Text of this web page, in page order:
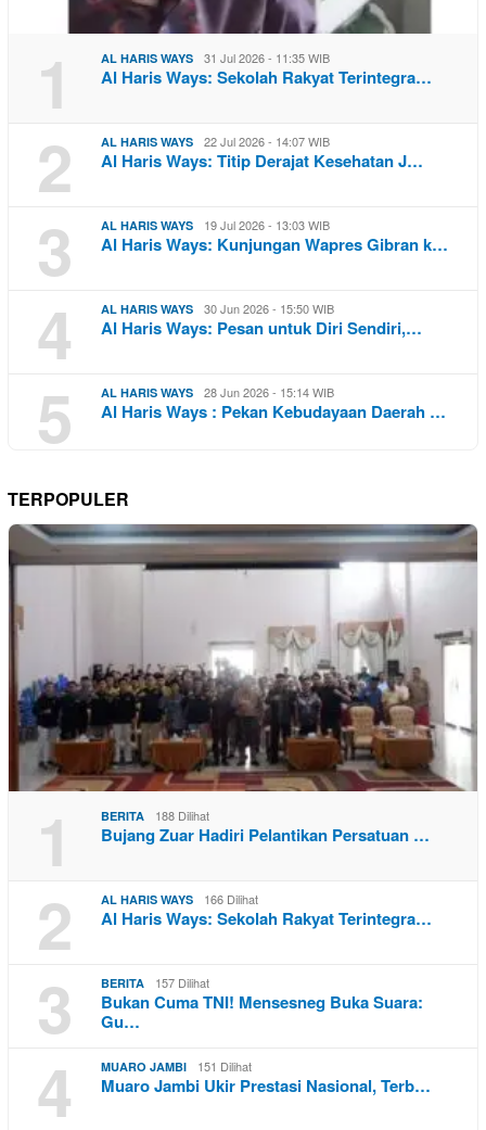
1 AL HARIS WAYS 31 Jul 2026 - 11:35 WIB
Al Haris Ways: Sekolah Rakyat Terintegra…
2 AL HARIS WAYS 22 Jul 2026 - 14:07 WIB
Al Haris Ways: Titip Derajat Kesehatan J…
3 AL HARIS WAYS 19 Jul 2026 - 13:03 WIB
Al Haris Ways: Kunjungan Wapres Gibran k…
4 AL HARIS WAYS 30 Jun 2026 - 15:50 WIB
Al Haris Ways: Pesan untuk Diri Sendiri,…
5 AL HARIS WAYS 28 Jun 2026 - 15:14 WIB
Al Haris Ways : Pekan Kebudayaan Daerah …
TERPOPULER
1 BERITA 188 Dilihat
Bujang Zuar Hadiri Pelantikan Persatuan …
2 AL HARIS WAYS 166 Dilihat
Al Haris Ways: Sekolah Rakyat Terintegra…
3 BERITA 157 Dilihat
Bukan Cuma TNI! Mensesneg Buka Suara:
Gu…
4 MUARO JAMBI 151 Dilihat
Muaro Jambi Ukir Prestasi Nasional, Terb…